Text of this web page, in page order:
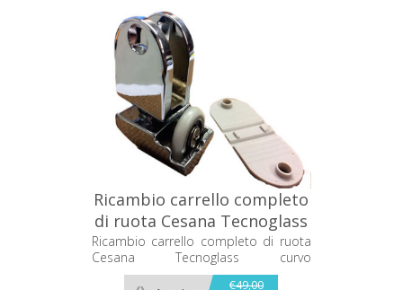
Ricambio carrello completo
di ruota Cesana Tecnoglass
curvo 63590051001
Ricambio carrello completo di ruota
Cesana Tecnoglass curvo
63590051001
€49,00